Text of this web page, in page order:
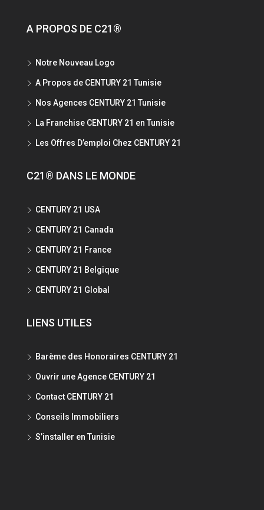
A PROPOS DE C21®
Notre Nouveau Logo
A Propos de CENTURY 21 Tunisie
Nos Agences CENTURY 21 Tunisie
La Franchise CENTURY 21 en Tunisie
Les Offres D’emploi Chez CENTURY 21
C21® DANS LE MONDE
CENTURY 21 USA
CENTURY 21 Canada
CENTURY 21 France
CENTURY 21 Belgique
CENTURY 21 Global
LIENS UTILES
Barème des Honoraires CENTURY 21
Ouvrir une Agence CENTURY 21
Contact CENTURY 21
Conseils Immobiliers
S’installer en Tunisie